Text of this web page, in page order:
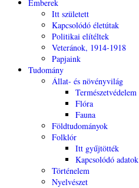
Emberek
Itt született
Kapcsolódó életútak
Politikai elítéltek
Veteránok, 1914-1918
Papjaink
Tudomány
Állat- és növényvilág
Természetvédelem
Flóra
Fauna
Földtudományok
Folklór
Itt gyűjtötték
Kapcsolódó adatok
Történelem
Nyelvészet